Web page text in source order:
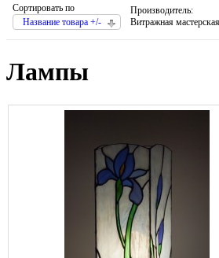
Сортировать по
Название товара +/-
Производитель:
Витражная
Лампы